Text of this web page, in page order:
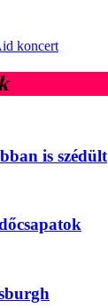
koncert
is szédült